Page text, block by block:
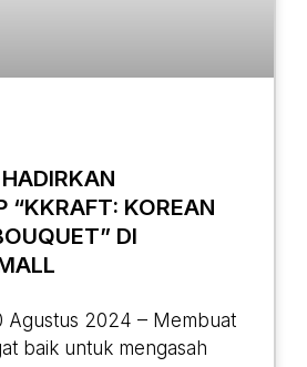
“KKRAFT: KOREAN
DI
Agustus 2024 – Membuat
baik untuk mengasah